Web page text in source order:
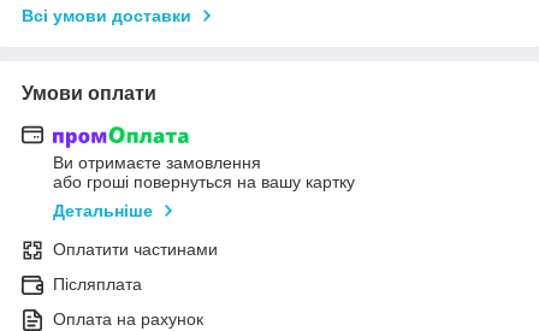
Всі умови доставки
Умови оплати
Ви отримаєте замовлення
або гроші повернуться на вашу картку
Детальніше
Оплатити частинами
Післяплата
Оплата на рахунок